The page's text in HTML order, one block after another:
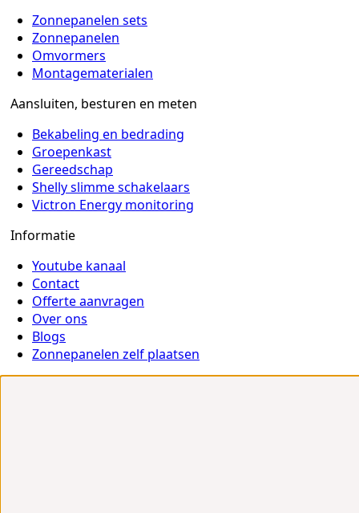
Zonnepanelen sets
Zonnepanelen
Omvormers
Montagematerialen
Aansluiten, besturen en meten
Bekabeling en bedrading
Groepenkast
Gereedschap
Shelly slimme schakelaars
Victron Energy monitoring
Informatie
Youtube kanaal
Contact
Offerte aanvragen
Over ons
Blogs
Zonnepanelen zelf plaatsen